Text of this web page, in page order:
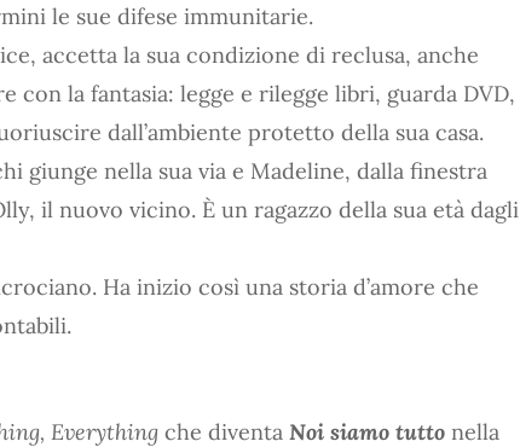
le sue difese immunitarie.
accetta la sua condizione di reclusa, anche
con la fantasia: legge e rilegge libri, guarda DVD,
dall’ambiente protetto della sua casa.
giunge nella sua via e Madeline, dalla finestra
il nuovo vicino. È un ragazzo della sua età dagli
Ha inizio così una storia d’amore che
Everything che diventa Noi siamo tutto nella